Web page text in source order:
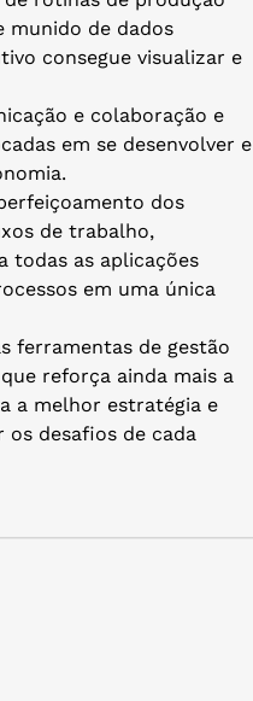
munido de dados
consegue visualizar e
e colaboração e
em se desenvolver e
dos
de trabalho,
todas as aplicações
em uma única
ferramentas de gestão
reforça ainda mais a
a melhor estratégia e
desafios de cada